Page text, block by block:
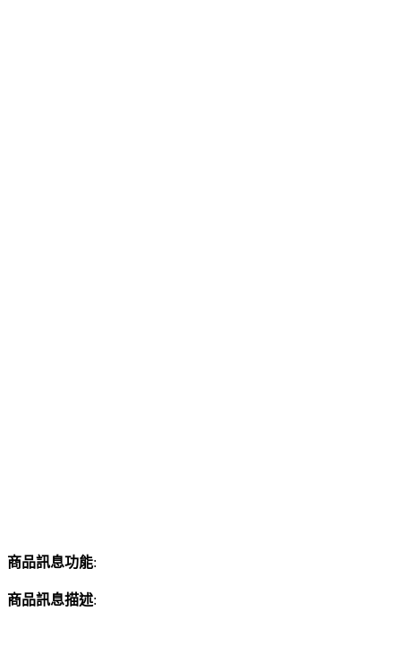
商品訊息功能:
商品訊息描述: